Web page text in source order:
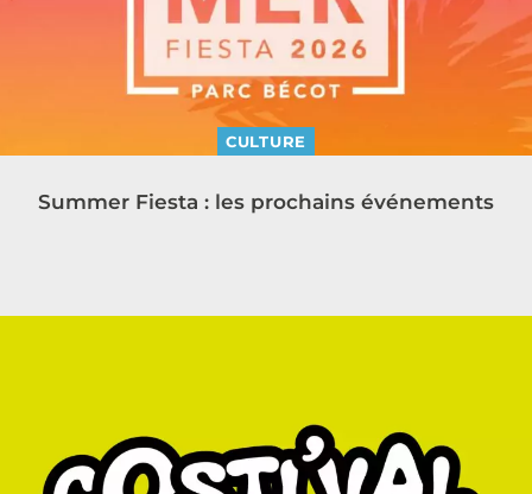
CULTURE
Summer Fiesta : les prochains événements